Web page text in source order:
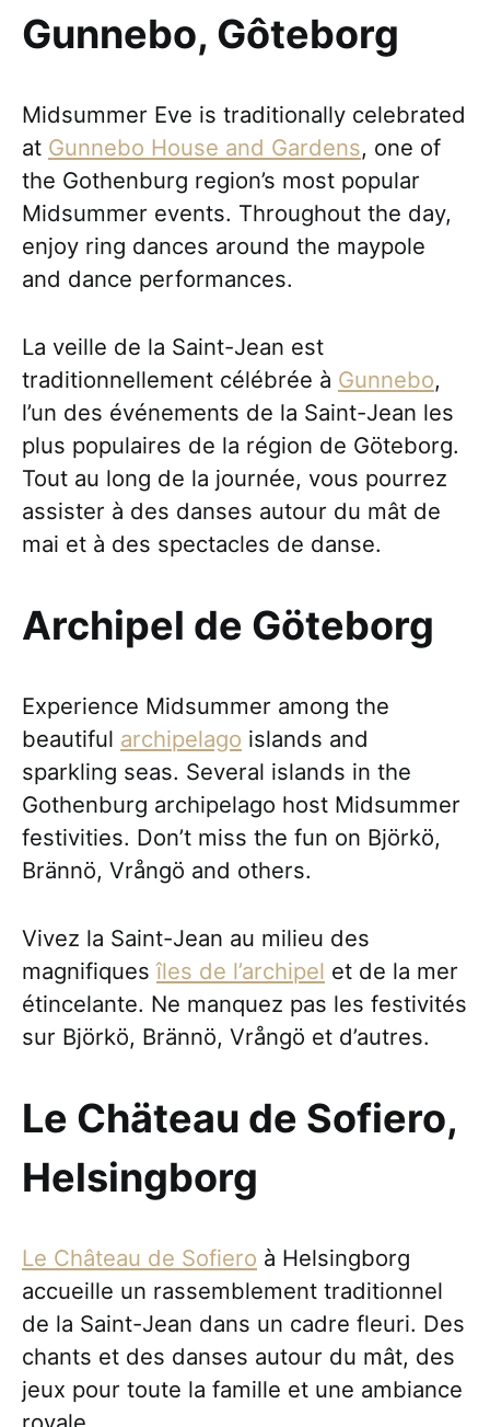
Gunnebo, Gôteborg
Midsummer Eve is traditionally celebrated
at Gunnebo House and Gardens, one of
the Gothenburg region’s most popular
Midsummer events. Throughout the day,
enjoy ring dances around the maypole
and dance performances.
La veille de la Saint-Jean est
traditionnellement célébrée à Gunnebo,
l’un des événements de la Saint-Jean les
plus populaires de la région de Göteborg.
Tout au long de la journée, vous pourrez
assister à des danses autour du mât de
mai et à des spectacles de danse.
Archipel de Göteborg
Experience Midsummer among the
beautiful archipelago islands and
sparkling seas. Several islands in the
Gothenburg archipelago host Midsummer
festivities. Don’t miss the fun on Björkö,
Brännö, Vrångö and others.
Vivez la Saint-Jean au milieu des
magnifiquesîles de l’archipel et de la mer
étincelante. Ne manquez pas les festivités
sur Björkö, Brännö, Vrångö et d’autres.
Le Chäteau de Sofiero,
Helsingborg
Le Château de Sofiero à Helsingborg
accueille un rassemblement traditionnel
de la Saint-Jean dans un cadre fleuri. Des
chants et des danses autour du mât, des
jeux pour toute la famille et une ambiance